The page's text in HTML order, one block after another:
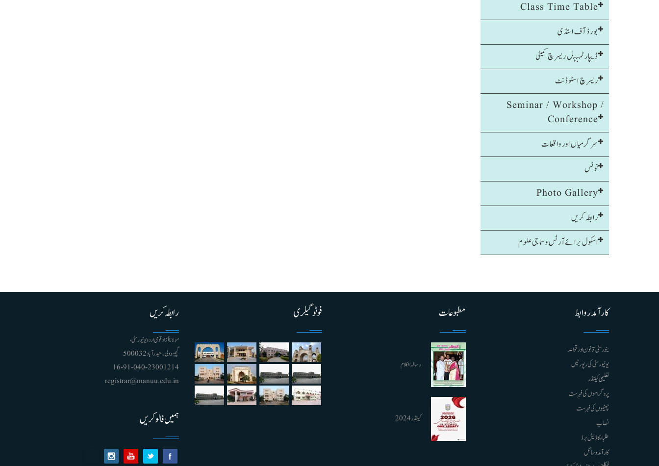
Class Time Table
بورڈ آف اسٹڈی
ڈیپارٹمنٹل ریسرچ کمیٹی
ریسرچ اسٹوڈنٹ
Seminar / Workshop /
Conference
سرگرمیاں اور واقعات
نوٹس
Photo Gallery
رابطہ کریں
اسکول برائےآرٹس و سماجی علوم
کارآمد روابط
ینورسٹی قانون اور قواعد
یونیورسٹی کی رپورٹیں
تعلیمی کیلنڈر
پروگراموں کی فہرست
چھٹیوں کی فہرست
نصاب
طلباء کا ڈیش برڈ
کارآمد وسائل
مطبوعات
رسالہ الکلام
کیلنڈر 2024
فوٹو گیلری رابطہ کریں
مولانا آزاد قومی اردو یونیورسٹی ،
گچیبوولی۔ حیدرآباد 500032
91-040-23001214 - 16
registrar@manuu.edu.in
ہمیں فالو کریں